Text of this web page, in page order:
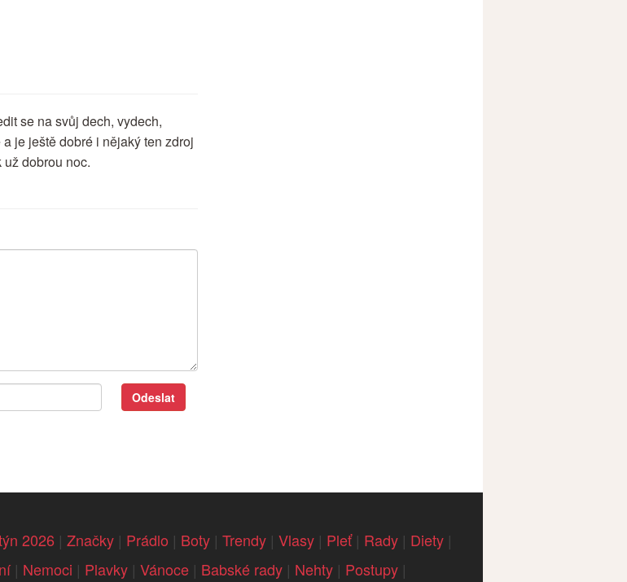
se na svůj dech, vydech,
je ještě dobré i nějaký ten zdroj
dobrou noc.
2026| Značky| Prádlo | Boty| Trendy| Vlasy| Pleť| Rady| Diety|
| Nemoci | Plavky| Vánoce| Babské rady| Nehty| Postupy|